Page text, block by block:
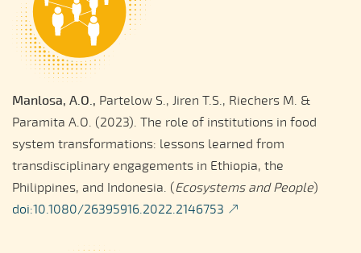
Manlosa, A.O., Partelow S., Jiren T.S., Riechers M. &
Paramita A.O. (2023). The role of institutions in food
system transformations: lessons learned from
transdisciplinary engagements in Ethiopia, the
Philippines, and Indonesia. (Ecosystems and People)
doi:10.1080/26395916.2022.2146753